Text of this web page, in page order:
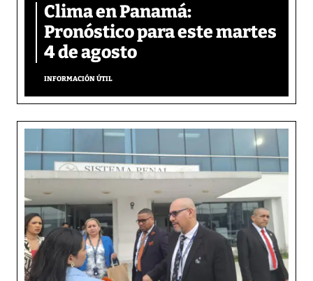
Clima en Panamá:
Pronóstico para este martes
4 de agosto
INFORMACIÓN ÚTIL